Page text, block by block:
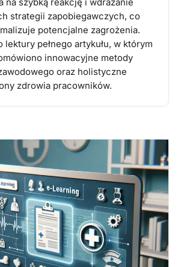
na szybką reakcję i wdrażanie
strategii zapobiegawczych, co
potencjalne zagrożenia.
lektury pełnego artykułu, w którym
innowacyjne metody
oraz holistyczne
zdrowia pracowników.